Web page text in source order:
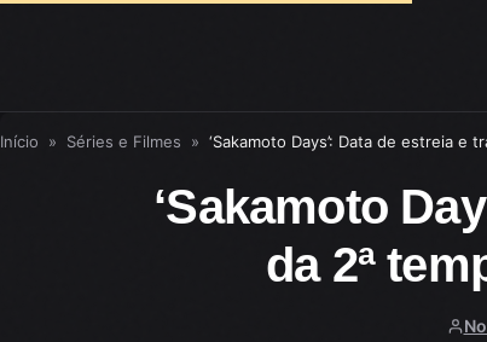
Início » Séries e Filmes » ‘Sakamoto Days’: Data de estreia e
‘Sakamoto
da 2ª